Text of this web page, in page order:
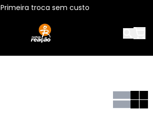
Primeira troca sem custo